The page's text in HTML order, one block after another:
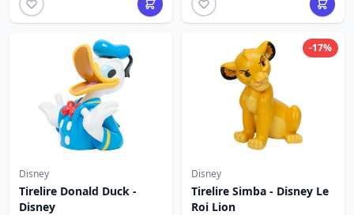
Disney
Tirelire Donald Duck -
Disney
-17%
Disney
Tirelire Simba - Disney Le
Roi Lion